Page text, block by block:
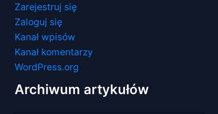
Zarejestruj się
Zaloguj się
Kanał wpisów
Kanał komentarzy
WordPress.org
Archiwum artykułów